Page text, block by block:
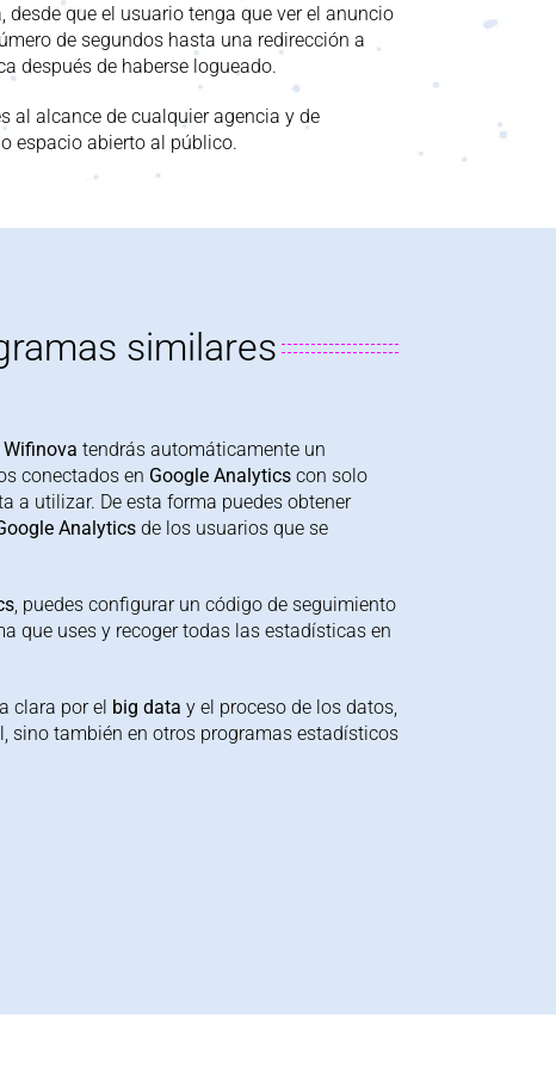
desde que el usuario tenga que ver el anuncio
de segundos hasta una redirección a
después de haberse logueado.
al alcance de cualquier agencia y de
espacio abierto al público.
similares
Wifinova tendrás automáticamente un
conectadosen Google Analyticscon solo
a utilizar. De esta forma puedes obtener
Analyticsde los usuarios que se
, puedes configurar un código de seguimiento
que uses y recoger todas las estadísticas en
clara por el big data y el proceso de los datos,
sino también en otros programas estadísticos